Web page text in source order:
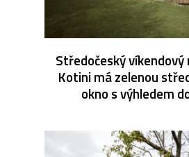
Středočeský víkendový
Kotini má zelenou
okno s výhledem